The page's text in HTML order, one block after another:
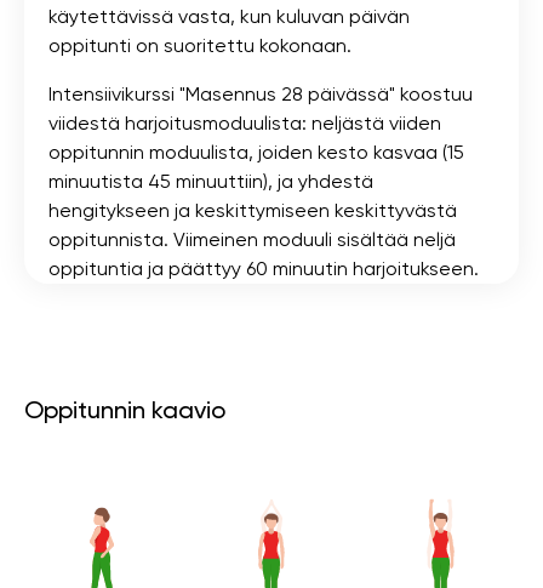
käytettävissä vasta, kun kuluvan päivän
oppitunti on suoritettu kokonaan.
Intensiivikurssi "Masennus 28 päivässä" koostuu
viidestä harjoitusmoduulista: neljästä viiden
oppitunnin moduulista, joiden kesto kasvaa (15
minuutista 45 minuuttiin), ja yhdestä
hengitykseen ja keskittymiseen keskittyvästä
oppitunnista. Viimeinen moduuli sisältää neljä
oppituntia ja päättyy 60 minuutin harjoitukseen.
Oppitunnin kaavio